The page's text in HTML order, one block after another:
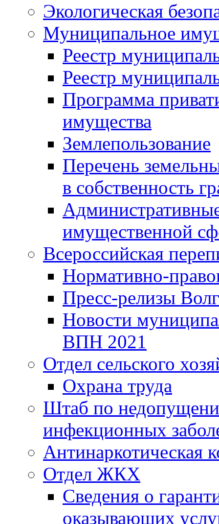
Экологическая
Муниципальное
Реестр
Реестр
Программа
имущества
Землепользование
Перечень
в собственность
имущественной
Всероссийская
Нормативно-
Пресс-релизы
Новости
ВПН 2021
Отдел сельского
Охрана труда
Штаб по
инфекционных
Антинаркотическая
Отдел ЖКХ
Сведения о
оказывающих